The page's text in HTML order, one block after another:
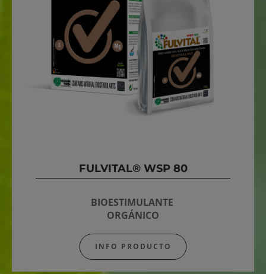
FULVITAL® WSP 80
BIOESTIMULANTE
ORGÁNICO
INFO PRODUCTO